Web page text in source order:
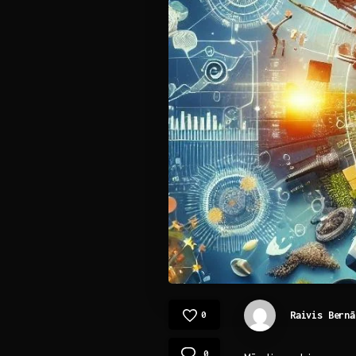
0
0
Raivis